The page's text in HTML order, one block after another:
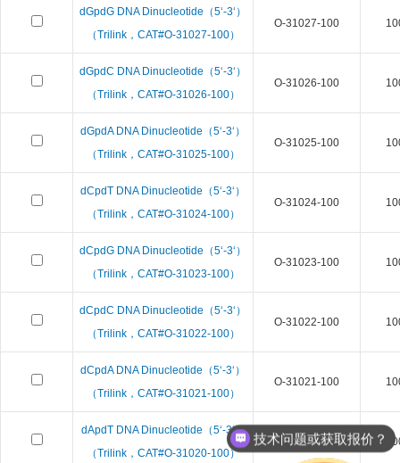
dGpdG DNA Dinucleotide（5‘-3‘）
（Trilink，CAT#O-31027-100）
O-31027-100
dGpdC DNA Dinucleotide（5‘-3‘）
（Trilink，CAT#O-31026-100）
O-31026-100
dGpdA DNA Dinucleotide（5‘-3‘）
（Trilink，CAT#O-31025-100）
O-31025-100
dCpdT DNA Dinucleotide（5‘-3‘）
（Trilink，CAT#O-31024-100）
O-31024-100
dCpdG DNA Dinucleotide（5‘-3‘）
（Trilink，CAT#O-31023-100）
O-31023-100
dCpdC DNA Dinucleotide（5‘-3‘）
（Trilink，CAT#O-31022-100）
O-31022-100
dCpdA DNA Dinucleotide（5‘-3‘）
（Trilink，CAT#O-31021-100）
O-31021-100
dApdT DNA Dinucleotide（5‘-3‘）
（Trilink，CAT#O-31020-100）
O-31020-100
技术问题或获取报价？